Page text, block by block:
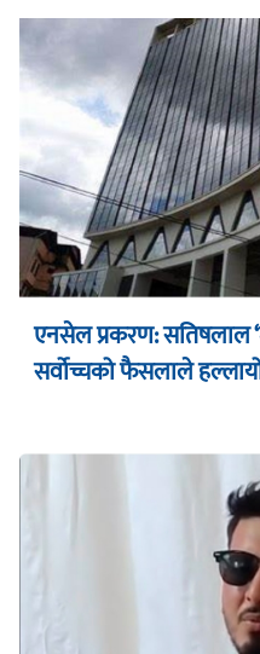
एनसेल प्रकरण: सतिषलाल
सर्वोच्चको फैसलाले